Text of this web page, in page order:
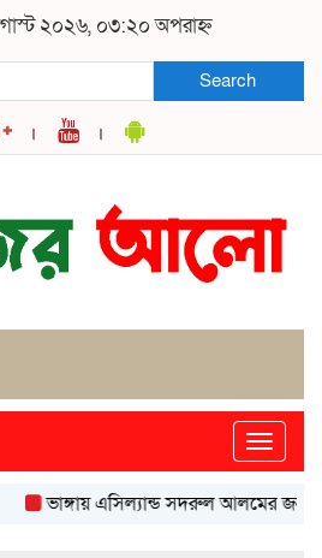
২০২৬, ০৩:২০ অপরাহ্ন
Search
Toggle
ভাঙ্গায় এসিল্যান্ড সদরুল আলমের